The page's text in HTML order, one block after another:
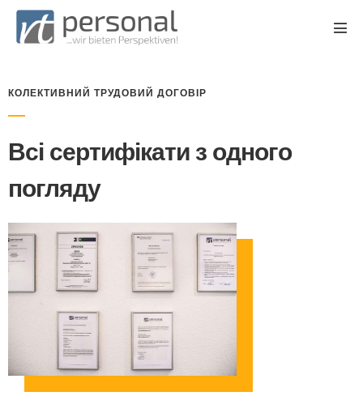
КОЛЕКТИВНИЙ ТРУДОВИЙ ДОГОВІР
Всі сертифікати з одного
погляду